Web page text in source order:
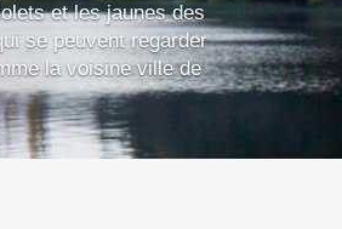
et les jaunes des
se peuvent regarder
la voisine ville de